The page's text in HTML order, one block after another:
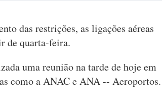
das restrições, as ligações aéreas
de quarta-feira.
uma reunião na tarde de hoje em
como a ANAC e ANA -- Aeroportos.